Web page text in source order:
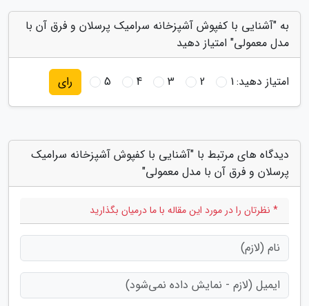
به "آشنایی با کفپوش آشپزخانه سرامیک پرسلان و فرق آن با
مدل معمولی" امتیاز دهید
امتیاز دهید:1
2
3
4
5 رای
دیدگاه های مرتبط با "آشنایی با کفپوش آشپزخانه سرامیک
پرسلان و فرق آن با مدل معمولی"
* نظرتان را در مورد این مقاله با ما درمیان بگذارید